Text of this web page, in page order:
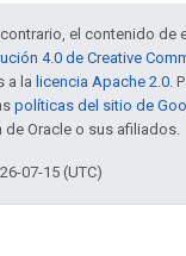
el contenido de
4.0 de Creative
a la licencia Apache 2.0 .
políticas del sitio de
Oracle o sus afiliados.
07-15 (UTC)